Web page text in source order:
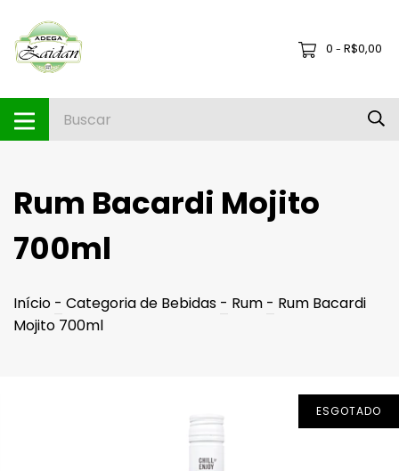
0 - R$0,00
Rum Bacardi Mojito
700ml
Início - Categoria de Bebidas - Rum - Rum Bacardi
Mojito 700ml
ESGOTADO